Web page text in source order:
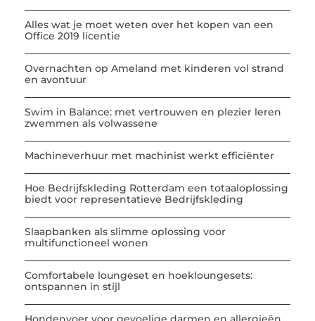
Alles wat je moet weten over het kopen van een
Office 2019 licentie
Overnachten op Ameland met kinderen vol strand
en avontuur
Swim in Balance: met vertrouwen en plezier leren
zwemmen als volwassene
Machineverhuur met machinist werkt efficiënter
Hoe Bedrijfskleding Rotterdam een totaaloplossing
biedt voor representatieve Bedrijfskleding
Slaapbanken als slimme oplossing voor
multifunctioneel wonen
Comfortabele loungeset en hoekloungesets:
ontspannen in stijl